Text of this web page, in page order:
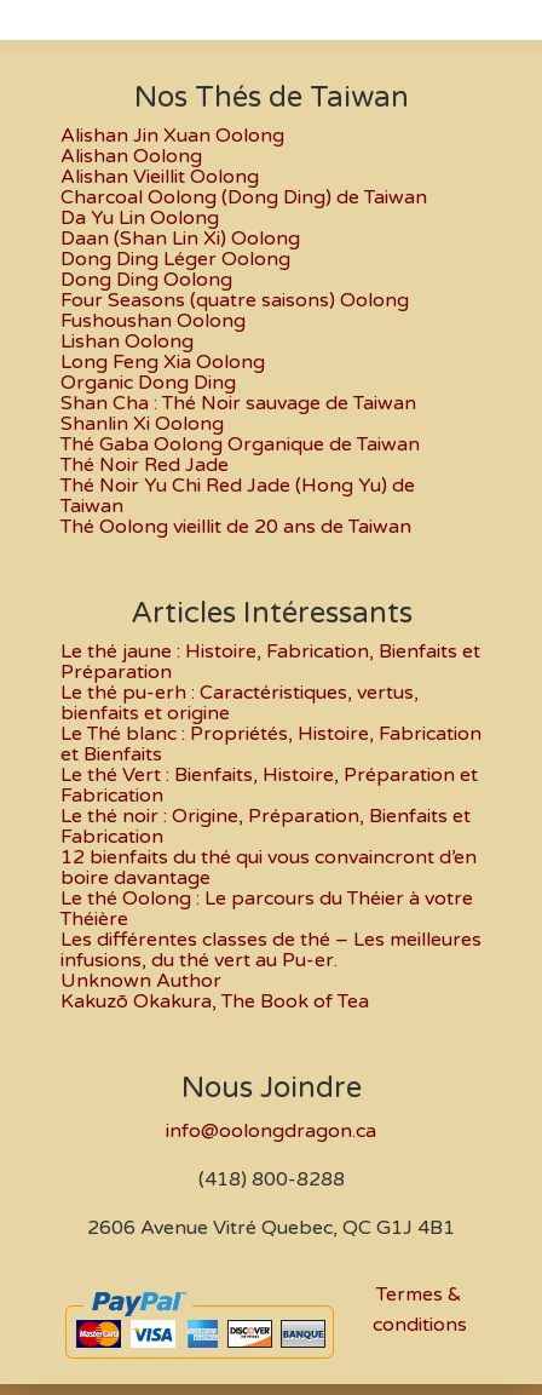
Citation
thé
Nos Thés de Taiwan
Alishan Jin Xuan Oolong
Alishan Oolong
Alishan Vieillit Oolong
Charcoal Oolong (Dong Ding) de Taiwan
Da Yu Lin Oolong
Daan (Shan Lin Xi) Oolong
Dong Ding Léger Oolong
Dong Ding Oolong
Four Seasons (quatre saisons) Oolong
Fushoushan Oolong
Lishan Oolong
Long Feng Xia Oolong
Organic Dong Ding
Shan Cha : Thé Noir sauvage de Taiwan
Shanlin Xi Oolong
Thé Gaba Oolong Organique de Taiwan
Thé Noir Red Jade
Thé Noir Yu Chi Red Jade (Hong Yu) de
Taiwan
Thé Oolong vieillit de 20 ans de Taiwan
Articles Intéressants
Le thé jaune : Histoire, Fabrication, Bienfaits et
Préparation
Le thé pu-erh : Caractéristiques, vertus,
bienfaits et origine
Le Thé blanc : Propriétés, Histoire, Fabrication
et Bienfaits
Le thé Vert : Bienfaits, Histoire, Préparation et
Fabrication
Le thé noir : Origine, Préparation, Bienfaits et
Fabrication
12 bienfaits du thé qui vous convaincront d’en
boire davantage
Le thé Oolong : Le parcours du Théier à votre
Théière
Les différentes classes de thé – Les meilleures
infusions, du thé vert au Pu-er.
Unknown Author
Kakuzō Okakura, The Book of Tea
Nous Joindre
info@oolongdragon.ca
(418) 800-8288
2606 Avenue Vitré Quebec, QC G1J 4B1
Termes &
conditions